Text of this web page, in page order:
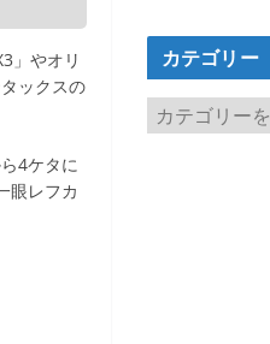
」やオリ
ックスの
4ケタに
眼レフカ
カテゴリー
カ
テ